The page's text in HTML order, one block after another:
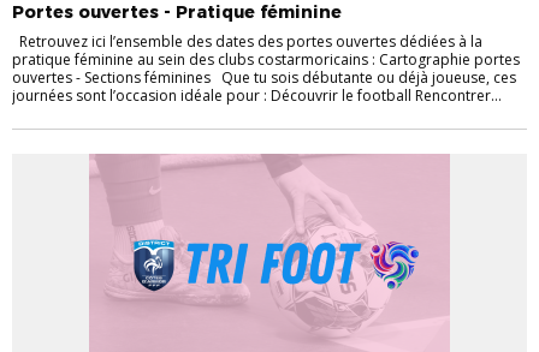
Portes ouvertes - Pratique féminine
Retrouvez ici l’ensemble des dates des portes ouvertes dédiées à la
pratique féminine au sein des clubs costarmoricains : Cartographie portes
ouvertes - Sections féminines Que tu sois débutante ou déjà joueuse, ces
journées sont l’occasion idéale pour : Découvrir le football Rencontrer...